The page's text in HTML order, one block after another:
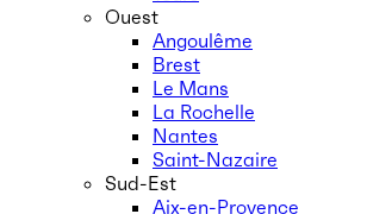
Ouest
Angoulême
Brest
Le Mans
La Rochelle
Nantes
Saint-Nazaire
Sud-Est
Aix-en-Provence